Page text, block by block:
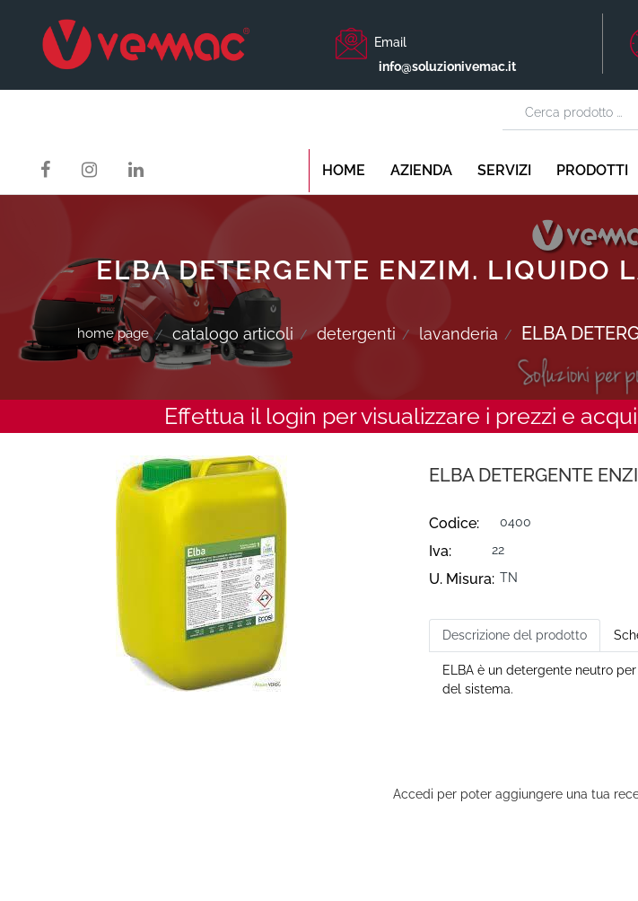
Email
info@soluzionivemac.it
HOME AZIENDA SERVIZI PRODOTTI
ELBA DETERGENTE ENZIM. LIQUIDO
home page catalogo articoli detergenti lavanderia ELBA
Effettua il login per visualizzare i prezzi e
ELBA DETERGENTE
Codice: 0400
Iva: 22
U. Misura: TN
Descrizione del prodotto
ELBA è un detergente neutro
del sistema.
Accedi per poter aggiungere una tua